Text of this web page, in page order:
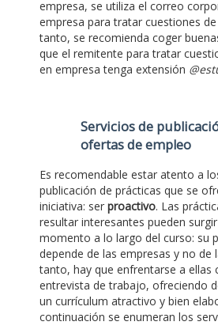
empresa, se utiliza el correo
empresa para tratar cuestiones
tanto, se recomienda coger
que el remitente para tratar
en empresa tenga extensión
Servicios de
ofertas de empleo
Es recomendable estar atento a
publicación de prácticas que se
iniciativa: ser proactivo. Las
resultar interesantes pueden
momento a lo largo del curso: su
depende de las empresas y no de
tanto, hay que enfrentarse a ellas
entrevista de trabajo, ofreciendo
un currículum atractivo y bien
continuación se enumeran los